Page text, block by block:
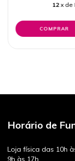
12 x de
COMPRAR
Horário de
Loja física das 10h
9h às 17h